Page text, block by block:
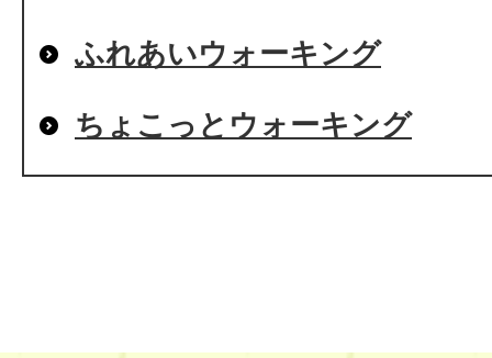
ふれあいウォーキング
ちょこっとウォーキング